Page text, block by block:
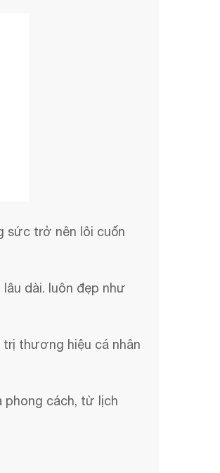
sức trở nên lôi cuốn
dài. luôn đẹp như
thương hiệu cá nhân
phong cách, từ lịch